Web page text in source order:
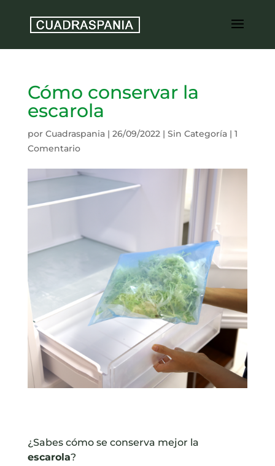
Cómo conservar la
escarola
por Cuadraspania| 26/09/2022| Sin Categoría| 1
Comentario
¿Sabes cómo se conserva mejor la
escarola?